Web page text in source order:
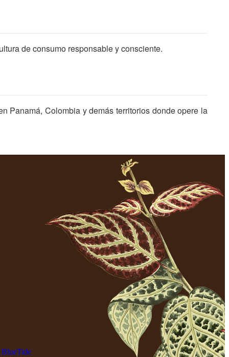
de consumo responsable y consciente.
Panamá, Colombia y demás territorios donde opere la
BlueTide